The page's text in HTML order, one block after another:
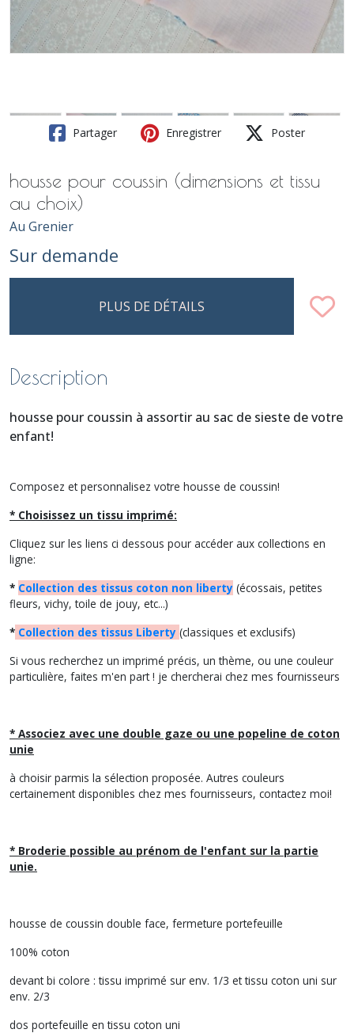
Partager Enregistrer Poster
housse pour coussin (dimensions et tissu
au choix)
Au Grenier
Sur demande
PLUS DE DÉTAILS
Description
housse pour coussin à assortir au sac de sieste de votre
enfant!
Composez et personnalisez votre housse de coussin!
* Choisissez un tissu imprimé:
Cliquez sur les liens ci dessous pour accéder aux collections en
ligne:
* Collection des tissus coton non liberty (écossais, petites
fleurs, vichy, toile de jouy, etc...)
* Collection des tissus Liberty (classiques et exclusifs)
Si vous recherchez un imprimé précis, un thème, ou une couleur
particulière, faites m'en part ! je chercherai chez mes fournisseurs
* Associez avec une double gaze ou une popeline de coton
unie
à choisir parmis la sélection proposée. Autres couleurs
certainement disponibles chez mes fournisseurs, contactez moi!
* Broderie possible au prénom de l'enfant sur la partie
unie.
housse de coussin double face, fermeture portefeuille
100% coton
devant bi colore : tissu imprimé sur env. 1/3 et tissu coton uni sur
env. 2/3
dos portefeuille en tissu coton uni